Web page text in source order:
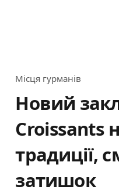
Category
Місця гурманів
Новий
Croissants
традиції,
затишок